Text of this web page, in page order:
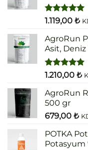
5 üzerinden
oy
aldı
1.119,00 ₺
AgroRun
Asit, Deniz
5 üzerinden
oy
aldı
1.210,00 ₺
AgroRun
500 gr
679,00 ₺
POTKA
Potasyum